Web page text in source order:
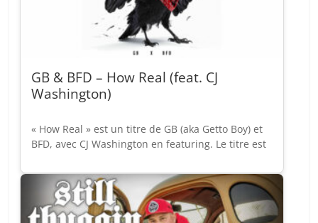
GB & BFD – How Real (feat. CJ
Washington)
« How Real » est un titre de GB (aka Getto Boy) et
BFD, avec CJ Washington en featuring. Le titre est